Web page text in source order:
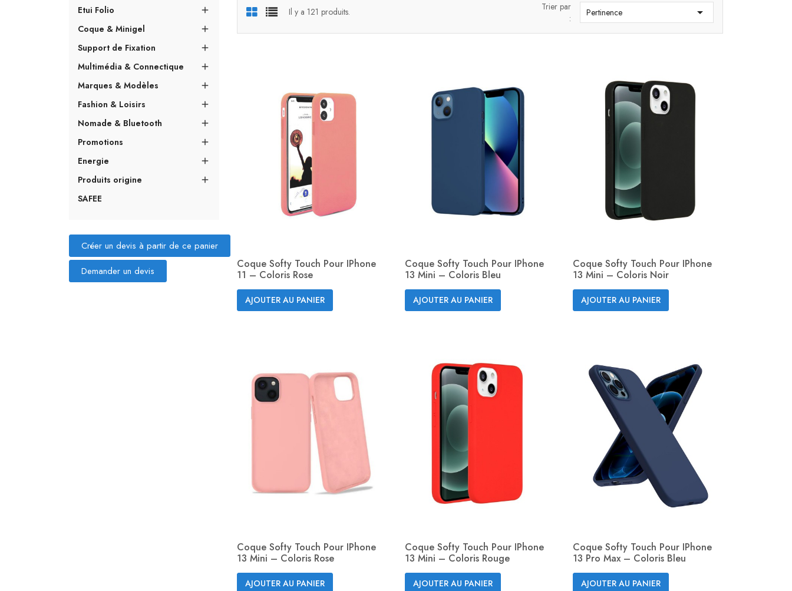
Etui Folio 
Coque & Minigel 
Support de Fixation 
Multimédia & Connectique 
Marques & Modèles 
Fashion & Loisirs 
Nomade & Bluetooth 
Promotions 
Energie 
Produits origine 
SAFEE
Créer un devis à partir de ce panier
Demander un devis
Il y a 121 produits.
Trier par
:
Pertinence 
Aperçu rapide
Coque Softy Touch Pour IPhone
11 – Coloris Rose
AJOUTER AU PANIER
Aperçu rapide
Coque Softy Touch Pour IPhone
13 Mini – Coloris Bleu
AJOUTER AU PANIER
Aperçu rapide
Coque Softy Touch Pour IPhone
13 Mini – Coloris Noir
AJOUTER AU PANIER
Aperçu rapide
Coque Softy Touch Pour IPhone
13 Mini – Coloris Rose
AJOUTER AU PANIER
Aperçu rapide
Coque Softy Touch Pour IPhone
13 Mini – Coloris Rouge
AJOUTER AU PANIER
Aperçu rapide
Coque Softy Touch Pour IPhone
13 Pro Max – Coloris Bleu
AJOUTER AU PANIER